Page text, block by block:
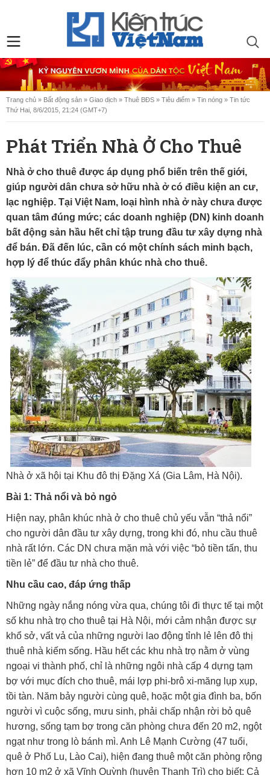
Trang chủ » Bất động sản » Giao dịch » Thuê BĐS » Tiêu điểm » Tin nóng » Tin tức
Thứ Hai, 8/6/2015, 21:24 (GMT+7)
Phát Triển Nhà Ở Cho Thuê
Nhà ở cho thuê được áp dụng phổ biến trên thế giới,
giúp người dân chưa sở hữu nhà ở có điều kiện an cư,
lạc nghiệp. Tại Việt Nam, loại hình nhà ở này chưa được
quan tâm đúng mức; các doanh nghiệp (DN) kinh doanh
bất động sản hầu hết chỉ tập trung đầu tư xây dựng nhà
để bán. Ðã đến lúc, cần có một chính sách minh bạch,
hợp lý để thúc đẩy phân khúc nhà cho thuê.
Nhà ở xã hội tại Khu đô thị Đặng Xá (Gia Lâm, Hà Nội).
Bài 1: Thả nổi và bỏ ngỏ
Hiện nay, phân khúc nhà ở cho thuê chủ yếu vẫn “thả nổi”
cho người dân đầu tư xây dựng, trong khi đó, nhu cầu thuê
nhà rất lớn. Các DN chưa mặn mà với việc “bỏ tiền tấn, thu
tiền lẻ” để đầu tư nhà cho thuê.
Nhu cầu cao, đáp ứng thấp
Những ngày nắng nóng vừa qua, chúng tôi đi thực tế tại một
số khu nhà trọ cho thuê tại Hà Nội, mới cảm nhận được sự
khổ sở, vất vả của những người lao động tỉnh lẻ lên đô thị
thuê nhà kiếm sống. Hầu hết các khu nhà trọ nằm ở vùng
ngoại vi thành phố, chỉ là những ngôi nhà cấp 4 dựng tạm
bợ với mục đích cho thuê, mái lợp phi-brô xi-măng lụp xụp,
tồi tàn. Năm bảy người cùng quê, hoặc một gia đình ba, bốn
người vì cuộc sống, mưu sinh, phải chấp nhận rời bỏ quê
hương, sống tạm bợ trong căn phòng chưa đến 20 m2, ngột
ngạt như trong lò bánh mì. Anh Lê Mạnh Cường (47 tuổi,
quê ở Phố Lu, Lào Cai), hiện đang thuê một căn phòng rộng
hơn 10 m2 ở xã Vĩnh Quỳnh (huyện Thanh Trì) cho biết: Cả